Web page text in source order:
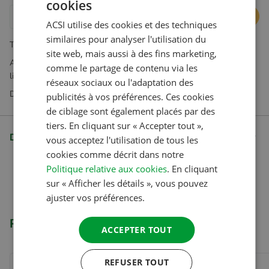
TVA incluse. Hors frais d'expédition
Abonnements disponibles exclusivement dans notre boutique en
ligne
Des questions ? Notre service client est là pour vous aider
Description
Produits apparentés
ENGLISH
DANISH
cookies
ACSI utilise des cookies et des techniques
similaires pour analyser l'utilisation du
site web, mais aussi à des fins marketing,
comme le partage de contenu via les
réseaux sociaux ou l'adaptation des
publicités à vos préférences. Ces cookies
de ciblage sont également placés par des
tiers. En cliquant sur « Accepter tout »,
vous acceptez l'utilisation de tous les
cookies comme décrit dans notre
Politique relative aux cookies. En cliquant
sur « Afficher les détails », vous pouvez
ajuster vos préférences.
ACCEPTER TOUT
REFUSER TOUT